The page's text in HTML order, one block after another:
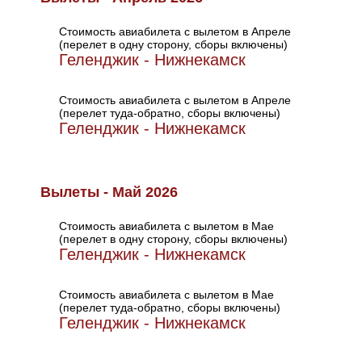
Стоимость авиабилета с вылетом в Апреле
(перелет в одну сторону, сборы включены)
Геленджик - Нижнекамск
Стоимость авиабилета с вылетом в Апреле
(перелет туда-обратно, сборы включены)
Геленджик - Нижнекамск
Вылеты - Май 2026
Стоимость авиабилета с вылетом в Мае
(перелет в одну сторону, сборы включены)
Геленджик - Нижнекамск
Стоимость авиабилета с вылетом в Мае
(перелет туда-обратно, сборы включены)
Геленджик - Нижнекамск